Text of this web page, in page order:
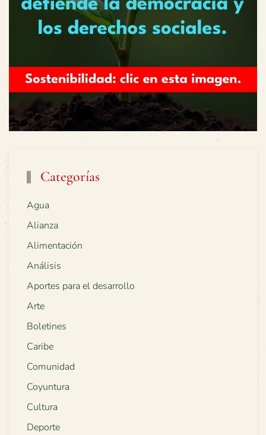
Categorías
Agua
Alianza
Alimentación
Análisis
Aportes para el desarrollo
Arte
Boletines
Caribe
Comunidad
Coyuntura
Cultura
Deporte